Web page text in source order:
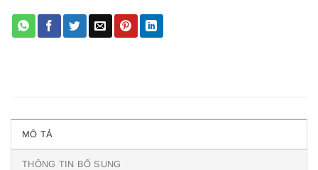
MÔ TẢ
THÔNG TIN BỔ SUNG